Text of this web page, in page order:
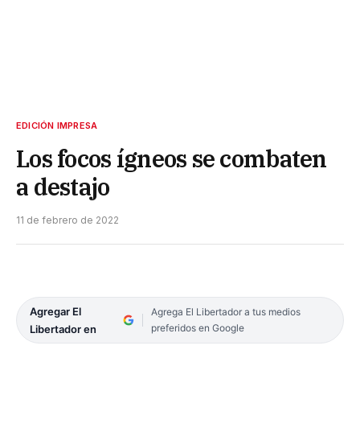
EDICIÓN IMPRESA
Los focos ígneos se combaten
a destajo
11 de febrero de 2022
Agregar El
Libertador en
Agrega El Libertador a tus medios
preferidos en Google